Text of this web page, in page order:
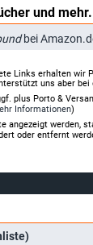
und
bei
Links erhalten wir
uns aber bei
plus Porto &
Informationen)
angezeigt werden,
oder entfernt